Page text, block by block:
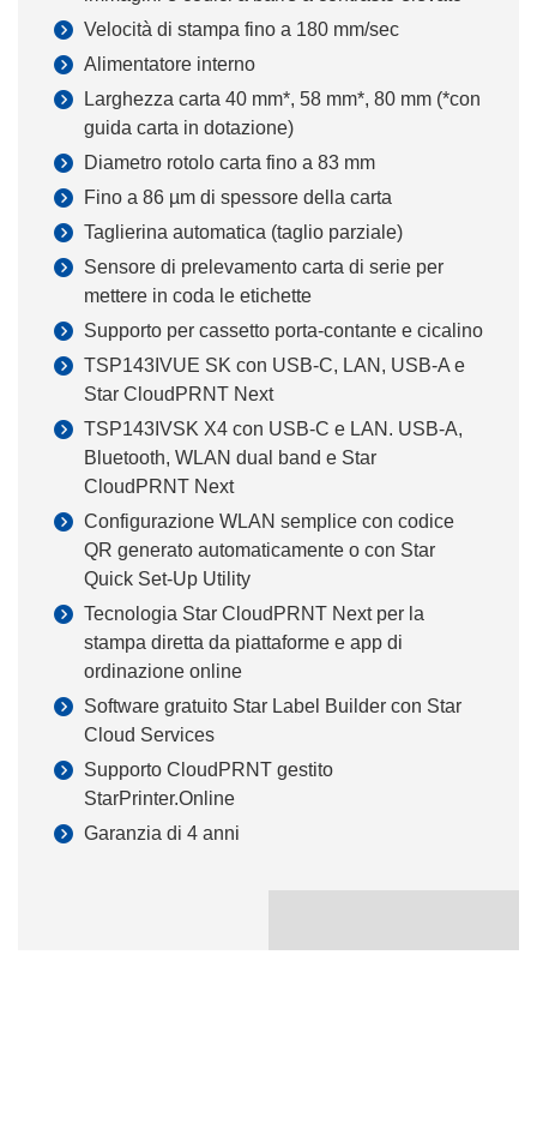
Velocità di stampa fino a 180 mm/sec
Alimentatore interno
Larghezza carta 40 mm*, 58 mm*, 80 mm (*con
guida carta in dotazione)
Diametro rotolo carta fino a 83 mm
Fino a 86 µm di spessore della carta
Taglierina automatica (taglio parziale)
Sensore di prelevamento carta di serie per
mettere in coda le etichette
Supporto per cassetto porta-contante e cicalino
TSP143IVUE SK con USB-C, LAN, USB-A e
Star CloudPRNT Next
TSP143IVSK X4 con USB-C e LAN. USB-A,
Bluetooth, WLAN dual band e Star
CloudPRNT Next
Configurazione WLAN semplice con codice
QR generato automaticamente o con Star
Quick Set-Up Utility
Tecnologia Star CloudPRNT Next per la
stampa diretta da piattaforme e app di
ordinazione online
Software gratuito Star Label Builder con Star
Cloud Services
Supporto CloudPRNT gestito
StarPrinter.Online
Garanzia di 4 anni